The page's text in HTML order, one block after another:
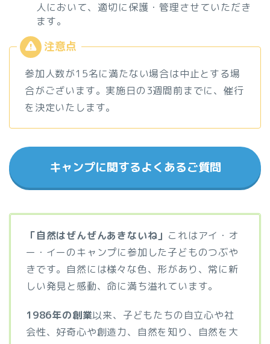
人において、適切に保護・管理させていただき
ます。
参加人数が15名に満たない場合は中止とする場
合がございます。実施日の3週間前までに、催行
を決定いたします。
キャンプに関するよくあるご質問
「自然はぜんぜんあきないね」 これはアイ・オ
ー・イーのキャンプに参加した子どものつぶや
きです。自然には様々な色、形があり、常に新
しい発見と感動、命に満ち溢れています。
1986年の創業以来、子どもたちの自立心や社
会性、好奇心や創造力、自然を知り、自然を大